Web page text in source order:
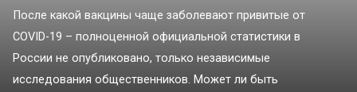
После какой вакцины чаще заболевают привитые от
COVID-19 – полноценной официальной статистики в
России не опубликовано, только независимые
исследования общественников. Может ли быть